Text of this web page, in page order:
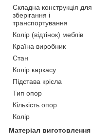
Складна конструкція для
зберігання і
транспортування
Колір (відтінок) меблів
Країна виробник
Стан
Колір каркасу
Підстава крісла
Тип опор
Кількість опор
Колір
Матеріал виготовлення